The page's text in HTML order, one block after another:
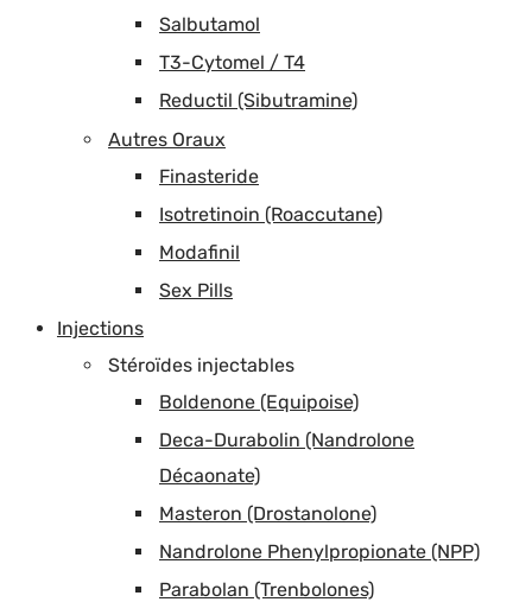
Salbutamol
T3-Cytomel / T4
Reductil (Sibutramine)
Autres Oraux
Finasteride
Isotretinoin (Roaccutane)
Modafinil
Sex Pills
Injections
Stéroïdes injectables
Boldenone (Equipoise)
Deca-Durabolin (Nandrolone
Décaonate)
Masteron (Drostanolone)
Nandrolone Phenylpropionate (NPP)
Parabolan (Trenbolones)